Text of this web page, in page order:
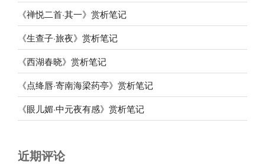
《禅悦二首·其一》赏析笔记
《生查子·旅夜》赏析笔记
《西湖春晓》赏析笔记
《点绛唇·寄南海梁药亭》赏析笔记
《眼儿媚·中元夜有感》赏析笔记
近期评论